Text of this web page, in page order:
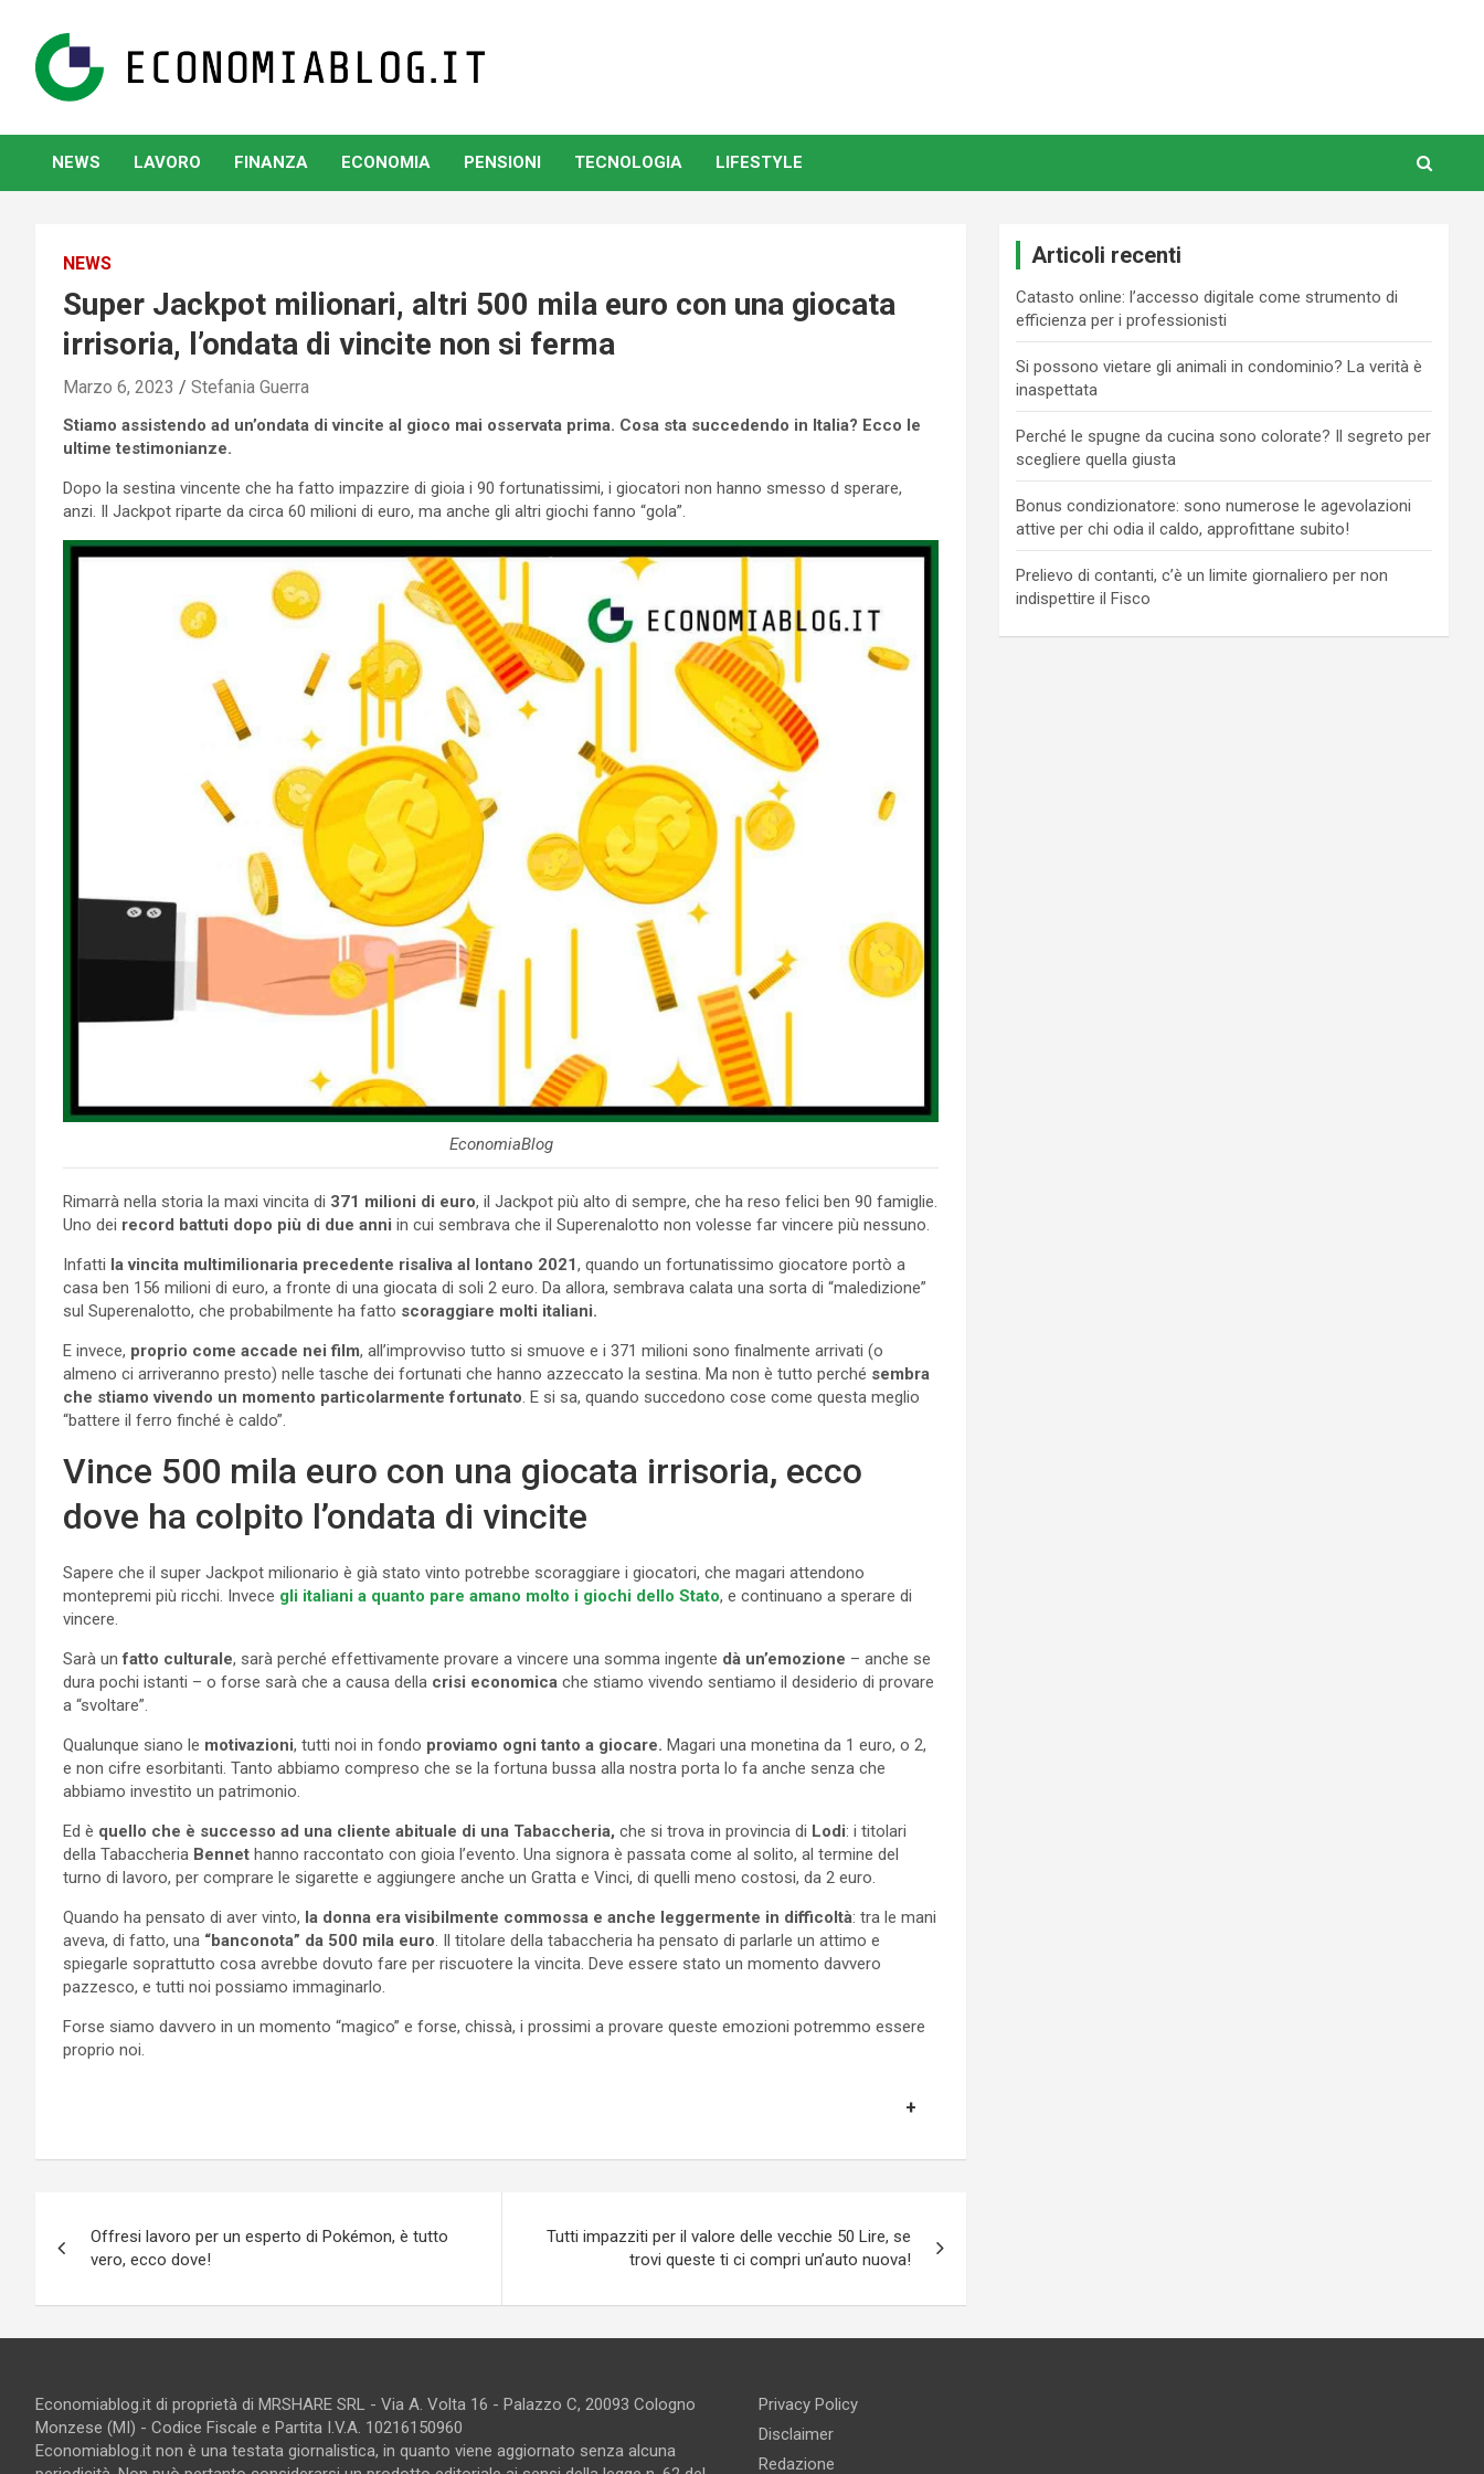
content
www.economiablog.it
NEWS LAVORO FINANZA ECONOMIA PENSIONI TECNOLOGIA LIFESTYLE
NEWS
Super Jackpot milionari, altri 500 mila euro con una giocata
irrisoria, l’ondata di vincite non si ferma
Marzo 6, 2023 Stefania Guerra
Stiamo assistendo ad un’ondata di vincite al gioco mai osservata prima. Cosa sta succedendo in Italia? Ecco le
ultime testimonianze.
Dopo la sestina vincente che ha fatto impazzire di gioia i 90 fortunatissimi, i giocatori non hanno smesso d sperare,
anzi. Il Jackpot riparte da circa 60 milioni di euro, ma anche gli altri giochi fanno “gola”.
EconomiaBlog
Rimarrà nella storia la maxi vincita di 371 milioni di euro, il Jackpot più alto di sempre, che ha reso felici ben 90 famiglie.
Uno dei record battuti dopo più di due anni in cui sembrava che il Superenalotto non volesse far vincere più nessuno.
Infatti la vincita multimilionaria precedente risaliva al lontano 2021, quando un fortunatissimo giocatore portò a
casa ben 156 milioni di euro, a fronte di una giocata di soli 2 euro. Da allora, sembrava calata una sorta di “maledizione”
sul Superenalotto, che probabilmente ha fatto scoraggiare molti italiani.
E invece, proprio come accade nei film, all’improvviso tutto si smuove e i 371 milioni sono finalmente arrivati (o
almeno ci arriveranno presto) nelle tasche dei fortunati che hanno azzeccato la sestina. Ma non è tutto perché sembra
che stiamo vivendo un momento particolarmente fortunato. E si sa, quando succedono cose come questa meglio
“battere il ferro finché è caldo”.
Vince 500 mila euro con una giocata irrisoria, ecco
dove ha colpito l’ondata di vincite
Sapere che il super Jackpot milionario è già stato vinto potrebbe scoraggiare i giocatori, che magari attendono
montepremi più ricchi. Invece gli italiani a quanto pare amano molto i giochi dello Stato, e continuano a sperare di
vincere.
Sarà un fatto culturale, sarà perché effettivamente provare a vincere una somma ingente dà un’emozione – anche se
dura pochi istanti – o forse sarà che a causa della crisi economica che stiamo vivendo sentiamo il desiderio di provare
a “svoltare”.
Qualunque siano le motivazioni, tutti noi in fondo proviamo ogni tanto a giocare. Magari una monetina da 1 euro, o 2,
e non cifre esorbitanti. Tanto abbiamo compreso che se la fortuna bussa alla nostra porta lo fa anche senza che
abbiamo investito un patrimonio.
Ed è quello che è successo ad una cliente abituale di una Tabaccheria, che si trova in provincia di Lodi: i titolari
della Tabaccheria Bennet hanno raccontato con gioia l’evento. Una signora è passata come al solito, al termine del
turno di lavoro, per comprare le sigarette e aggiungere anche un Gratta e Vinci, di quelli meno costosi, da 2 euro.
Quando ha pensato di aver vinto, la donna era visibilmente commossa e anche leggermente in difficoltà: tra le mani
aveva, di fatto, una “banconota” da 500 mila euro. Il titolare della tabaccheria ha pensato di parlarle un attimo e
spiegarle soprattutto cosa avrebbe dovuto fare per riscuotere la vincita. Deve essere stato un momento davvero
pazzesco, e tutti noi possiamo immaginarlo.
Forse siamo davvero in un momento “magico” e forse, chissà, i prossimi a provare queste emozioni potremmo essere
proprio noi.
articoli
Offresi lavoro per un esperto di Pokémon, è tutto
vero, ecco dove!
Tutti impazziti per il valore delle vecchie 50 Lire, se
trovi queste ti ci compri un’auto nuova!
Articoli recenti
Catasto online: l’accesso digitale come strumento di
efficienza per i professionisti
Si possono vietare gli animali in condominio? La verità è
inaspettata
Perché le spugne da cucina sono colorate? Il segreto per
scegliere quella giusta
Bonus condizionatore: sono numerose le agevolazioni
attive per chi odia il caldo, approfittane subito!
Prelievo di contanti, c’è un limite giornaliero per non
indispettire il Fisco
Economiablog.it di proprietà di MRSHARE SRL - Via A. Volta 16 - Palazzo C, 20093 Cologno
Monzese (MI) - Codice Fiscale e Partita I.V.A. 10216150960
Economiablog.it non è una testata giornalistica, in quanto viene aggiornato senza alcuna
Privacy Policy
Disclaimer
Redazione